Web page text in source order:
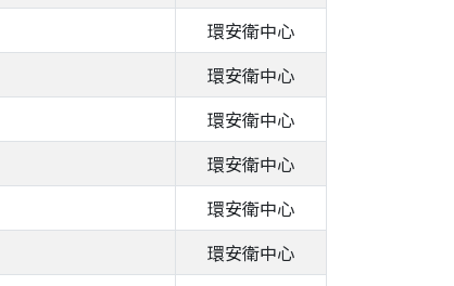
環安衛中心
環安衛中心
環安衛中心
環安衛中心
環安衛中心
環安衛中心